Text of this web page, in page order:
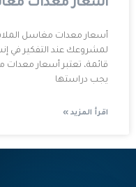
أسعار معدات
أسعار معدات مغاسل
لمشروعك عند التفكير في
قائمة، تعتبر أسعار
يجب دراستها
اقرأ المزيد »